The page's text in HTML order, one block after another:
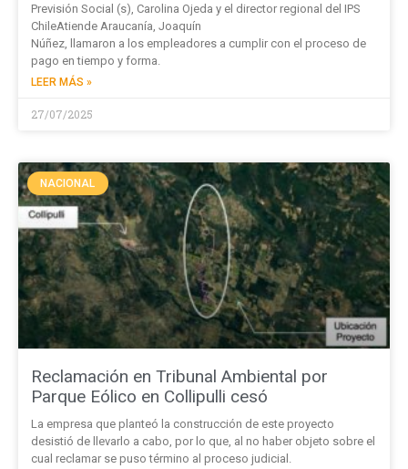
Previsión Social (s), Carolina Ojeda y el director regional del IPS
ChileAtiende Araucanía, Joaquín
Núñez, llamaron a los empleadores a cumplir con el proceso de
pago en tiempo y forma.
LEER MÁS »
27/07/2025
NACIONAL
Reclamación en Tribunal Ambiental por
Parque Eólico en Collipulli cesó
La empresa que planteó la construcción de este proyecto
desistió de llevarlo a cabo, por lo que, al no haber objeto sobre el
cual reclamar se puso término al proceso judicial.